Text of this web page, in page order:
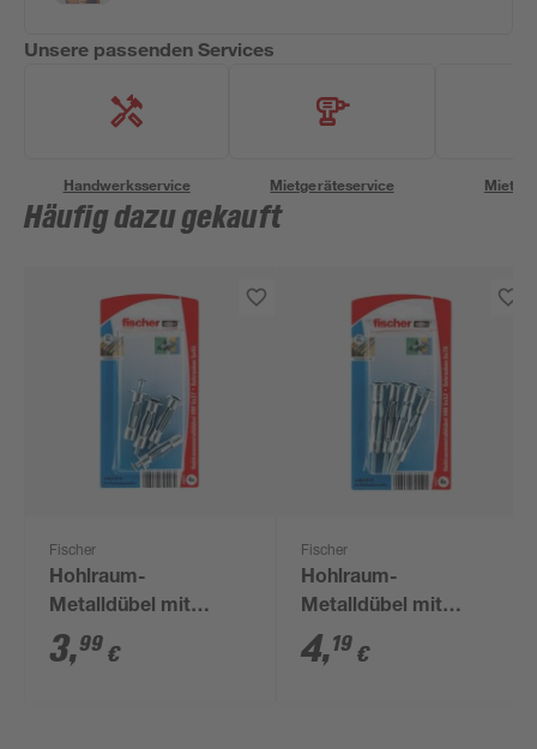
Unsere passenden Services
Handwerksservice Mietgeräteservice
Häufig dazu gekauft
Fischer
Hohlraum-
Metalldübel mit
Schrauben 'HM SK' Ø
5 x 37 mm, 8-teilig
3,99 €
Fischer
Hohlraum-
Metalldübel mit
Schrauben 'HM SK' Ø
5 x 52 mm, 8-teilig
4,19 €